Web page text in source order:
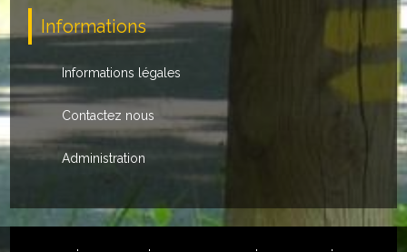
Nos entreprises
Industries
Transports
Commerces
Garages
Informations
Informations légales
Contactez nous
Administration